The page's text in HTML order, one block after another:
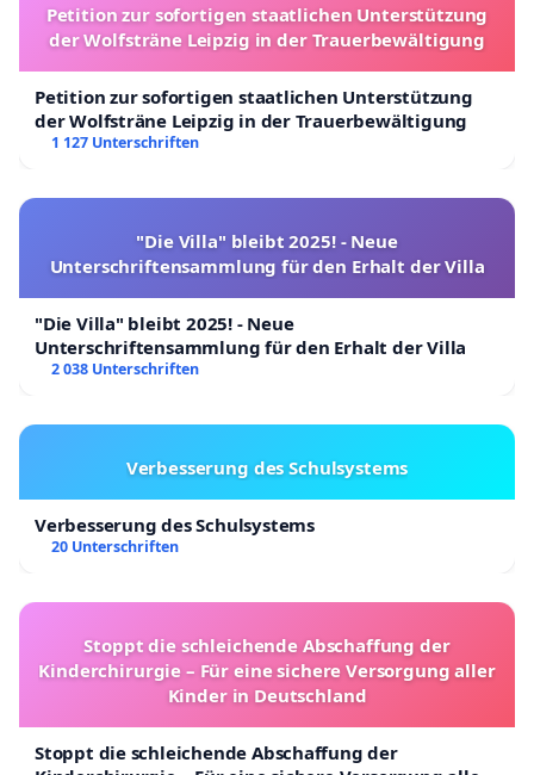
Petition zur sofortigen staatlichen Unterstützung
der Wolfsträne Leipzig in der Trauerbewältigung
Petition zur sofortigen staatlichen Unterstützung
der Wolfsträne Leipzig in der Trauerbewältigung
1 127 Unterschriften
"Die Villa" bleibt 2025! - Neue
Unterschriftensammlung für den Erhalt der Villa
"Die Villa" bleibt 2025! - Neue
Unterschriftensammlung für den Erhalt der Villa
2 038 Unterschriften
Verbesserung des Schulsystems
Verbesserung des Schulsystems
20 Unterschriften
Stoppt die schleichende Abschaffung der
Kinderchirurgie – Für eine sichere Versorgung aller
Kinder in Deutschland
Stoppt die schleichende Abschaffung der